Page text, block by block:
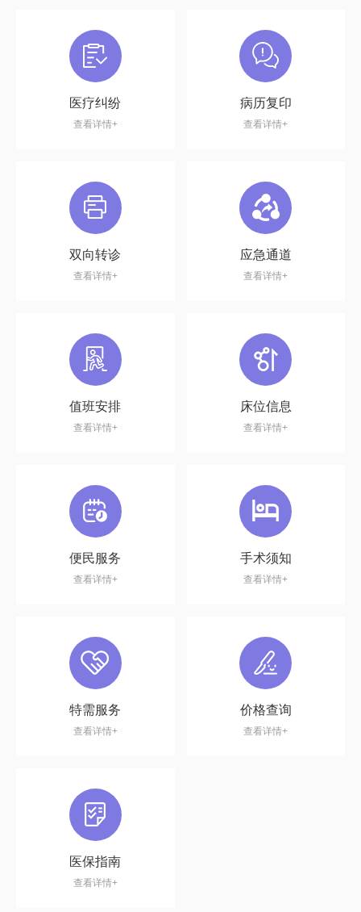
医疗纠纷
查看详情+
病历复印
查看详情+
双向转诊
查看详情+
应急通道
查看详情+
值班安排
查看详情+
床位信息
查看详情+
便民服务
查看详情+
手术须知
查看详情+
特需服务
查看详情+
价格查询
查看详情+
医保指南
查看详情+